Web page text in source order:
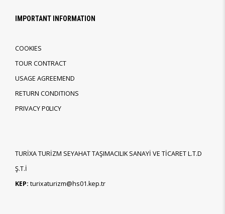
IMPORTANT INFORMATION
COOKIES
TOUR CONTRACT
USAGE AGREEMEND
RETURN CONDITIONS
PRIVACY P0LICY
TURİXA TURİZM SEYAHAT TAŞIMACILIK SANAYİ VE TİCARET L.T.D
Ş.T.İ
KEP: turixaturizm@hs01.kep.tr